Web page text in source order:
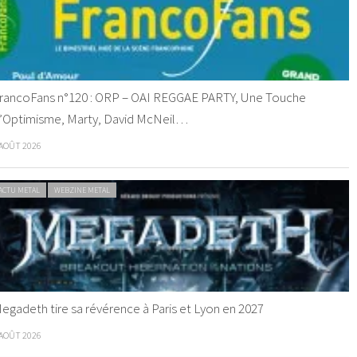
n°120 : ORP – OAI REGGAE PARTY, Une Touche
Marty, David McNeil…
2026
METAL WEBZINE METAL
tire sa révérence à Paris et Lyon en 2027
2026